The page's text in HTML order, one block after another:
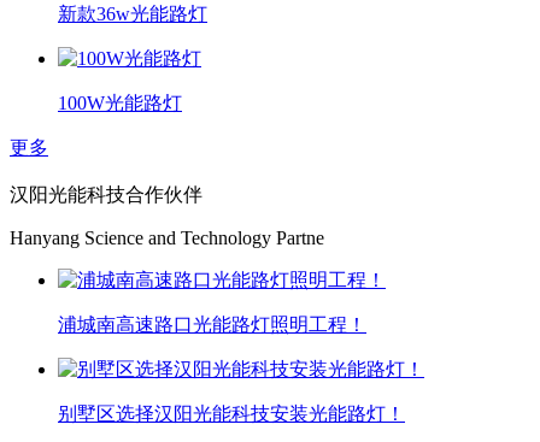
新款36w光能路灯
100W光能路灯
更多
汉阳光能科技合作伙伴
Hanyang Science and Technology Partne
浦城南高速路口光能路灯照明工程！
别墅区选择汉阳光能科技安装光能路灯！